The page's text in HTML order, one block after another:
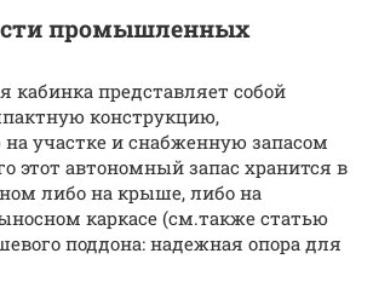
промышленных
кабинка представляет собой
конструкцию,
участке и снабженную запасом
этот автономный запас хранится в
либо на крыше, либо на
каркасе (см.также статью
поддона: надежная опора для